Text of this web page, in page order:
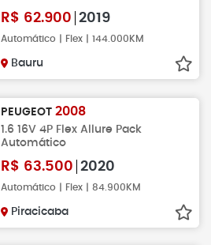
R$ 62.900 2019
Automático | Flex | 144.000KM
Bauru
PEUGEOT 2008
1.6 16V 4P Flex Allure Pack
Automático
R$ 63.500 2020
Automático | Flex | 84.900KM
Piracicaba